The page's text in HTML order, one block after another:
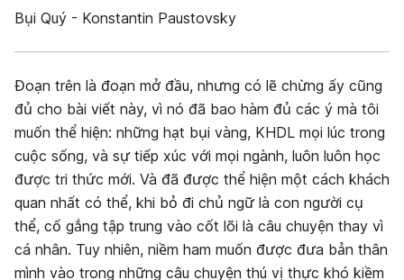
Bụi Quý - Konstantin Paustovsky
Đoạn trên là đoạn mở đầu, nhưng có lẽ chừng ấy cũng
đủ cho bài viết này, vì nó đã bao hàm đủ các ý mà tôi
muốn thể hiện: những hạt bụi vàng, KHDL mọi lúc trong
cuộc sống, và sự tiếp xúc với mọi ngành, luôn luôn học
được tri thức mới. Và đã được thể hiện một cách khách
quan nhất có thể, khi bỏ đi chủ ngữ là con người cụ
thể, cố gắng tập trung vào cốt lõi là câu chuyện thay vì
cá nhân. Tuy nhiên, niềm ham muốn được đưa bản thân
mình vào trong những câu chuyện thú vị thực khó kiềm